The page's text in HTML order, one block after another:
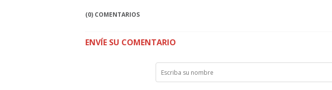
(0) COMENTARIOS
ENVÍE SU COMENTARIO